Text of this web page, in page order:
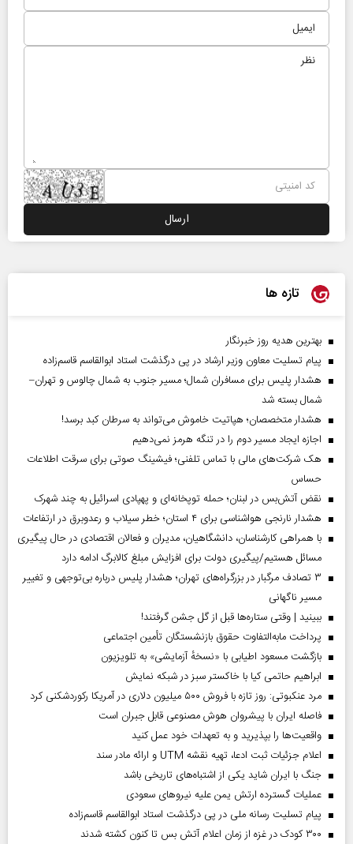
تازه ها
بهترین هدیه روز خبرنگار
پیام تسلیت معاون وزیر ارشاد در پی درگذشت استاد ابوالقاسم قاسم‌زاده
هشدار پلیس برای مسافران شمال؛ مسیر جنوب به شمال چالوس و تهران–
شمال بسته شد
هشدار متخصصان؛ هپاتیت خاموش می‌تواند به سرطان کبد برسد!
اجازه ایجاد مسیر دوم را در تنگه هرمز نمی‌دهیم
هک شرکت‌های مالی با تماس تلفنی؛ فیشینگ صوتی برای سرقت اطلاعات
حساس
نقض آتش‌بس در لبنان؛ حمله توپخانه‌ای و پهپادی اسرائیل به چند شهرک
هشدار نارنجی هواشناسی برای ۴ استان؛ خطر سیلاب و رعدوبرق در ارتفاعات
با همراهی کارشناسان، دانشگاهیان، مدیران و فعالان اقتصادی در حال پیگیری
مسائل هستیم/پیگیری دولت برای افزایش مبلغ کالابرگ ادامه دارد
۳ تصادف مرگبار در بزرگراه‌های تهران؛ هشدار پلیس درباره بی‌توجهی و تغییر
مسیر ناگهانی
ببینید | وقتی ستاره‌ها قبل از گل جشن گرفتند!
پرداخت مابه‌التفاوت حقوق بازنشستگان تأمین اجتماعی
بازگشت مسعود اطیابی با «نسخهٔ آزمایشی» به تلویزیون
ابراهیم حاتمی کیا با خاکستر سبز در شبکه نمایش
مرد عنکبوتی: روز تازه با فروش ۵۰۰ میلیون دلاری در آمریکا رکوردشکنی کرد
فاصله ایران با پیشرو‌ان هوش مصنوعی قابل جبران است
واقعیت‌ها را بپذیرید و به تعهدات خود عمل کنید
اعلام جزئیات ثبت ادعا، تهیه نقشه UTM و ارائه مادر سند
جنگ با ایران شاید یکی از اشتباه‌های تاریخی باشد
عملیات گسترده ارتش یمن علیه نیروهای سعودی
پیام تسلیت رسانه ملی در پی درگذشت استاد ابوالقاسم قاسم‌زاده
۳۰۰ کودک در غزه از زمان اعلام آتش بس تا کنون کشته شدند